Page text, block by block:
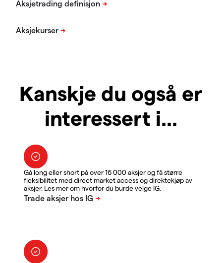
Kanskje du også er
interessert i...
Gå long eller short på over 16 000 aksjer og få større
fleksibilitet med direct market access og direktekjøp av
aksjer. Les mer om hvorfor du burde velge IG.